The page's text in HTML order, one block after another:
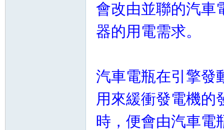
會改由並聯的汽車
器的用電需求。
汽車電瓶在引擎發
用來緩衝發電機的
時，便會由汽車電